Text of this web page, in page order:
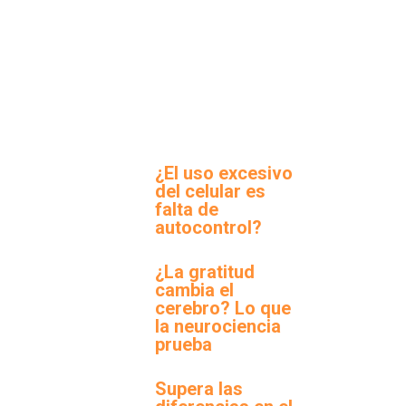
¿El uso excesivo
del celular es
falta de
autocontrol?
¿La gratitud
cambia el
cerebro? Lo que
la neurociencia
prueba
Supera las